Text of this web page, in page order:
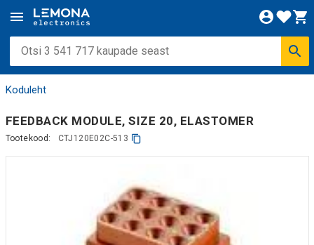
Koduleht
FEEDBACK MODULE, SIZE 20, ELASTOMER
Tootekood: CTJ120E02C-513